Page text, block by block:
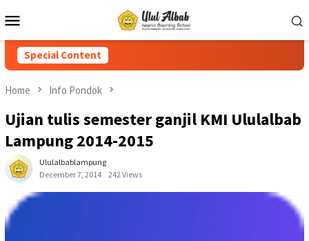
Special Content
Home Info Pondok
Ujian tulis semester ganjil KMI Ululalbab
Lampung 2014-2015
Ululalbablampung
December 7, 2014
242 Views